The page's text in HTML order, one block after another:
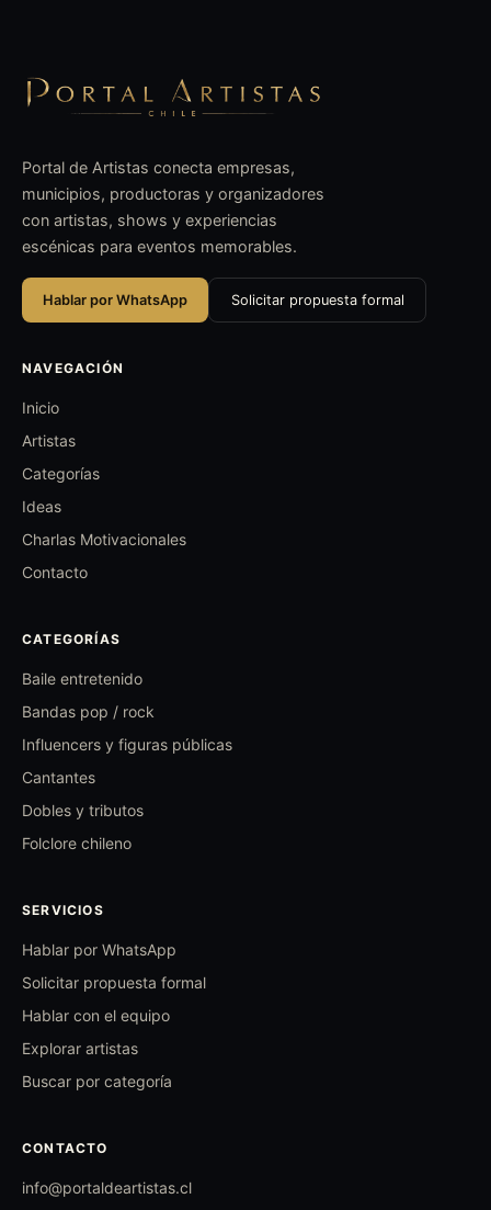
Portal de Artistas conecta empresas,
municipios, productoras y organizadores
con artistas, shows y experiencias
escénicas para eventos memorables.
Hablar por WhatsApp Solicitar propuesta formal
NAVEGACIÓN
Inicio
Artistas
Categorías
Ideas
Charlas Motivacionales
Contacto
CATEGORÍAS
Baile entretenido
Bandas pop / rock
Influencers y figuras públicas
Cantantes
Dobles y tributos
Folclore chileno
SERVICIOS
Hablar por WhatsApp
Solicitar propuesta formal
Hablar con el equipo
Explorar artistas
Buscar por categoría
CONTACTO
info@portaldeartistas.cl